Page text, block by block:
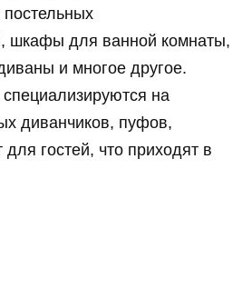
шкафы для ванной комнаты,
и многое другое.
на
диванчиков, пуфов,
гостей, что приходят в